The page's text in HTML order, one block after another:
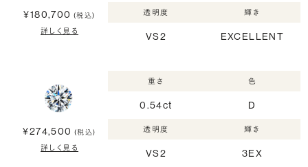
¥180,700 (税込)
詳しく見る
透明度
VS2
輝き
EXCELLENT
¥274,500 (税込)
詳しく見る
重さ
0.54ct
色
D
透明度
VS2
輝き
3EX